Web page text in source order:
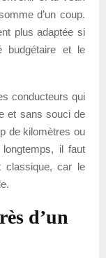
d’un coup.
plus adaptée si
budgétaire et le
conducteurs qui
et sans souci de
de kilomètres ou
il faut
classique, car le
d’un